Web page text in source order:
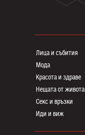
Лица и събития
Мода
Красота и здраве
Нещата от живота
Секс и връзки
Иди и виж